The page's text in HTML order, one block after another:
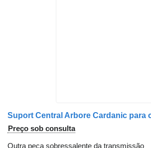
Preço sob consulta
Outra peça sobressalente da transmissão